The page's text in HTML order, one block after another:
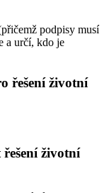
podpisy musí
a určí, kdo je
řešení životní
řešení životní